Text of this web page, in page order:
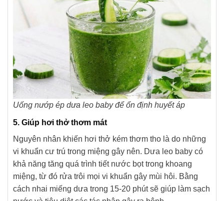
Uống nướp ép dưa leo baby để ổn định huyết áp
5. Giúp hơi thở thơm mát
Nguyên nhân khiến hơi thở kém thơm tho là do những
vi khuẩn cư trú trong miệng gây nên. Dưa leo baby có
khả năng tăng quá trình tiết nước bọt trong khoang
miệng, từ đó rửa trôi mọi vi khuẩn gây mùi hôi. Bằng
cách nhai miếng dưa trong 15-20 phút sẽ giúp làm sạch